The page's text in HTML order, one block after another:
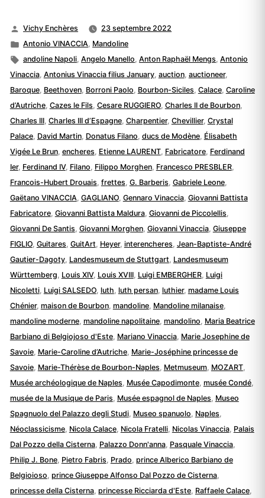
Publié
par
Vichy Enchères
23 septembre 2022
Publié
dans
Antonio VINACCIA, Mandoline
Étiquettes :
andoline Napoli,Angelo Manello,Anton Raphaël Mengs,Antonio
Vinaccia, Antonius Vinaccia filius January, auction, auctioneer,
Baroque, Beethoven, Borroni Paolo, Bourbon-Siciles, Calace, Caroline
d’Autriche, Cazes le Fils, Cesare RUGGIERO, Charles II de Bourbon,
Charles III, Charles III d’Espagne, Charpentier, Chevillier, Crystal
Palace, David Martin, Donatus Filano, ducs de Modène, Élisabeth
Vigée Le Brun, encheres, Etienne LAURENT, Fabricatore, Ferdinand
Ier, Ferdinand IV, Filano, Filippo Morghen, Francesco PRESBLER,
Francois-Hubert Drouais, frettes, G. Barberis, Gabriele Leone,
Gaëtano VINACCIA, GAGLIANO, Gennaro Vinaccia, Giovanni Battista
Fabricatore, Giovanni Battista Maldura, Giovanni de Piccolellis,
Giovanni De Santis, Giovanni Morghen, Giovanni Vinaccia, Giuseppe
FIGLIO, Guitares, GuitArt, Heyer, interencheres, Jean-Baptiste-André
Gautier-Dagoty, Landesmuseum de Stuttgart, Landesmuseum
Württemberg, Louis XIV, Louis XVIII, Luigi EMBERGHER, Luigi
Nicoletti, Luigi SALSEDO, luth, luth persan, luthier, madame Louis
Chénier, maison de Bourbon, mandoline, Mandoline milanaise,
mandoline moderne, mandoline napolitaine, mandolino, Maria Beatrice
Barbiano di Belgiojoso d'Este, Mariano Vinaccia, Marie Josephine de
Savoie, Marie-Caroline d’Autriche, Marie-Joséphine princesse de
Savoie, Marie-Thérèse de Bourbon-Naples, Metmuseum, MOZART,
Musée archéologique de Naples, Musée Capodimonte, musée Condé,
musée de la Musique de Paris, Musée espagnol de Naples, Museo
Spagnuolo del Palazzo degli Studi, Museo spanuolo, Naples,
Néoclassicisme, Nicola Calace, Nicola Fratelli, Nicolas Vinaccia, Palais
Dal Pozzo della Cisterna, Palazzo Donn'anna, Pasquale Vinaccia,
Philip J. Bone, Pietro Fabris, Prado, prince Alberico Barbiano de
Belgioioso, prince Giuseppe Alfonso Dal Pozzo de Cisterna,
princesse della Cisterna, princesse Ricciarda d'Este, Raffaele Calace,